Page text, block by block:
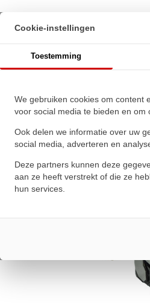
Cookie-instellingen
Toestemming
We gebruiken cookies om content
voor social media te bieden en om
Ook delen we informatie over uw
social media, adverteren en
Deze partners kunnen deze
aan ze heeft verstrekt of die ze
hun services.
Bosch Rexroth
★★★★★
★★★★★